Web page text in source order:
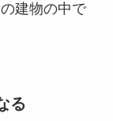
建物の中で
る